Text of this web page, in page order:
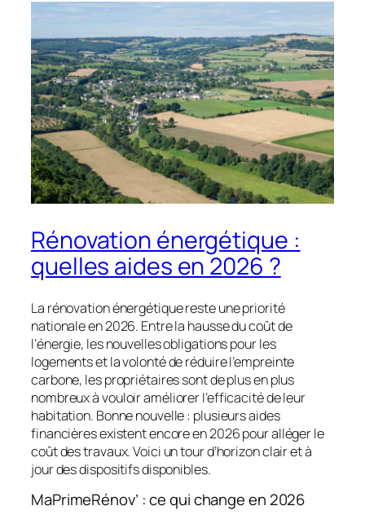
Rénovation énergétique :
quelles aides en 2026 ?
La rénovation énergétique reste une priorité
nationale en 2026. Entre la hausse du coût de
l’énergie, les nouvelles obligations pour les
logements et la volonté de réduire l’empreinte
carbone, les propriétaires sont de plus en plus
nombreux à vouloir améliorer l’efficacité de leur
habitation. Bonne nouvelle : plusieurs aides
financières existent encore en 2026 pour alléger le
coût des travaux. Voici un tour d’horizon clair et à
jour des dispositifs disponibles.
MaPrimeRénov’ : ce qui change en 2026